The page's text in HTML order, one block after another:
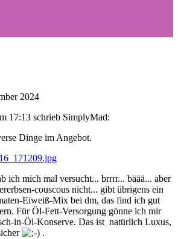
2024
17:13 schrieb SimplyMad:
Dinge im Angebot.
ich mich mal versucht... brrrr... bäää... aber
couscous nicht... gibt übrigens ein
Eiweiß-Mix bei dm, das find ich gut
Für Öl-Fett-Versorgung gönne ich mir
in-Öl-Konserve. Das ist natürlich Luxus,
.